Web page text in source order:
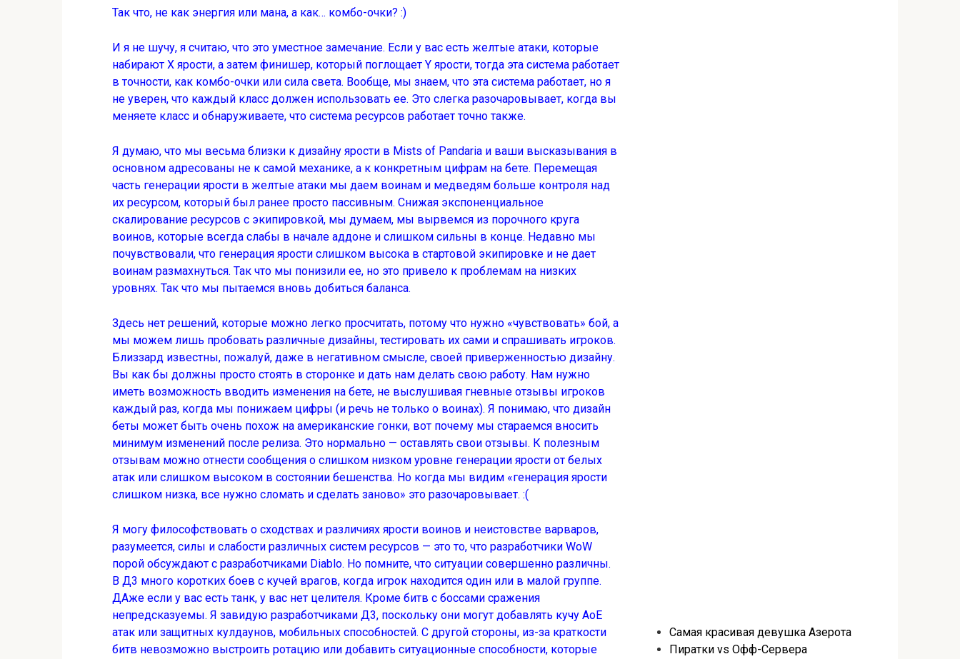
Так что, не как энергия или мана, а как… комбо-очки? :)
И я не шучу, я считаю, что это уместное замечание. Если у вас есть желтые атаки, которые
набирают Х ярости, а затем финишер, который поглощает Y ярости, тогда эта система работает
в точности, как комбо-очки или сила света. Вообще, мы знаем, что эта система работает, но я
не уверен, что каждый класс должен использовать ее. Это слегка разочаровывает, когда вы
меняете класс и обнаруживаете, что система ресурсов работает точно также.
Я думаю, что мы весьма близки к дизайну ярости в Mists of Pandaria и ваши высказывания в
основном адресованы не к самой механике, а к конкретным цифрам на бете. Перемещая
часть генерации ярости в желтые атаки мы даем воинам и медведям больше контроля над
их ресурсом, который был ранее просто пассивным. Снижая экспоненциальное
скалирование ресурсов с экипировкой, мы думаем, мы вырвемся из порочного круга
воинов, которые всегда слабы в начале аддоне и слишком сильны в конце. Недавно мы
почувствовали, что генерация ярости слишком высока в стартовой экипировке и не дает
воинам размахнуться. Так что мы понизили ее, но это привело к проблемам на низких
уровнях. Так что мы пытаемся вновь добиться баланса.
Здесь нет решений, которые можно легко просчитать, потому что нужно «чувствовать» бой, а
мы можем лишь пробовать различные дизайны, тестировать их сами и спрашивать игроков.
Близзард известны, пожалуй, даже в негативном смысле, своей приверженностью дизайну.
Вы как бы должны просто стоять в сторонке и дать нам делать свою работу. Нам нужно
иметь возможность вводить изменения на бете, не выслушивая гневные отзывы игроков
каждый раз, когда мы понижаем цифры (и речь не только о воинах). Я понимаю, что дизайн
беты может быть очень похож на американские гонки, вот почему мы стараемся вносить
минимум изменений после релиза. Это нормально — оставлять свои отзывы. К полезным
отзывам можно отнести сообщения о слишком низком уровне генерации ярости от белых
атак или слишком высоком в состоянии бешенства. Но когда мы видим «генерация ярости
слишком низка, все нужно сломать и сделать заново» это разочаровывает. :(
Я могу философствовать о сходствах и различиях ярости воинов и неистовстве варваров,
разумеется, силы и слабости различных систем ресурсов — это то, что разработчики WoW
порой обсуждают с разработчиками Diablo. Но помните, что ситуации совершенно различны.
В Д3 много коротких боев с кучей врагов, когда игрок находится один или в малой группе.
ДАже если у вас есть танк, у вас нет целителя. Кроме битв с боссами сражения
непредсказуемы. Я завидую разработчиками Д3, поскольку они могут добавлять кучу АоЕ
атак или защитных кулдаунов, мобильных способностей. С другой стороны, из-за краткости
битв невозможно выстроить ротацию или добавить ситуационные способности, которые
Самая красивая девушка Азерота
Пиратки vs Офф-Сервера